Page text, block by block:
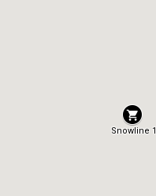
Snowline 1